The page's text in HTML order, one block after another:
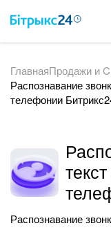
ВОЗМОЖНОСТИ
ЦЕНЫ
ВНЕДРЕНИЕ
ПОЛЕЗНОЕ
ГлавнаяПродажи и
Распознавание
телефонии
Распознавание